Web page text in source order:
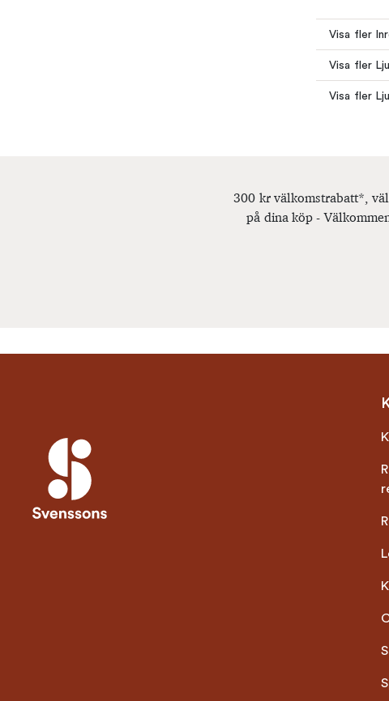
Visa fler
Visa fler
Visa fler
300 kr välkomstrabatt*,
på dina köp -